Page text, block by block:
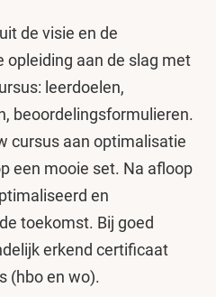
de visie en de
aan de slag met
leerdoelen,
beoordelingsformulieren.
cursus aan optimalisatie
een mooie set. Na afloop
en
toekomst. Bij goed
erkend certificaat
(hbo en wo).